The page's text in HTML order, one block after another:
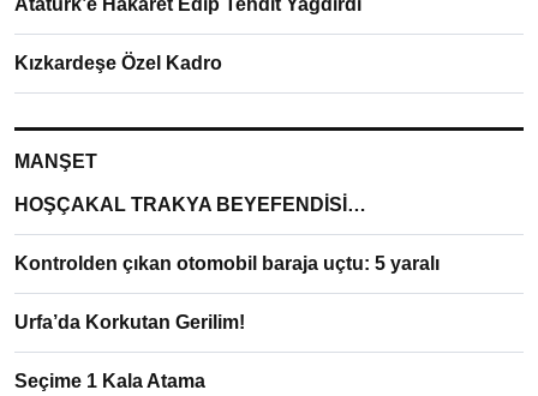
Kızkardeşe Özel Kadro
MANŞET
HOŞÇAKAL TRAKYA BEYEFENDİSİ…
Kontrolden çıkan otomobil baraja uçtu: 5 yaralı
Urfa’da Korkutan Gerilim!
Seçime 1 Kala Atama